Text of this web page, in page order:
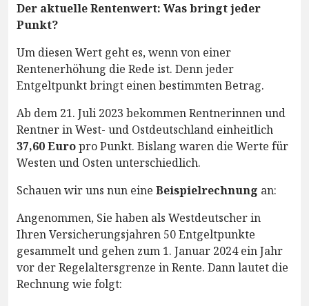
Der aktuelle Rentenwert: Was bringt jeder
Punkt?
Um diesen Wert geht es, wenn von einer
Rentenerhöhung die Rede ist. Denn jeder
Entgeltpunkt bringt einen bestimmten Betrag.
Ab dem 21. Juli 2023 bekommen Rentnerinnen und
Rentner in West- und Ostdeutschland einheitlich
37,60 Europro Punkt. Bislang waren die Werte für
Westen und Osten unterschiedlich.
Schauen wir uns nun eine Beispielrechnung an:
Angenommen, Sie haben als Westdeutscher in
Ihren Versicherungsjahren 50 Entgeltpunkte
gesammelt und gehen zum 1. Januar 2024 ein Jahr
vor der Regelaltersgrenze in Rente. Dann lautet die
Rechnung wie folgt: